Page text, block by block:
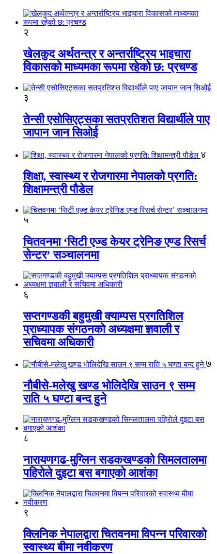
२
खेलकुद अर्थतन्त्र र अन्तर्राष्ट्रिय भाइचारा
विकासको माध्यमका रूपमा रहेको छ: प्रचण्ड
३
तेन्सी एसोसिएट्सका सतप्रतिशत विद्यार्थीले पाए
जापान जान सिओई
४
शिक्षा, स्वास्थ्य र रोजगारमा नेपालको प्रगति:
शिक्षामन्त्री पौडेल
५
चितवनमा ‘सिटी एज्ड केयर ट्रेनिङ एण्ड रिसर्च
सेन्टर’ सञ्चालनमा
६
सप्तगण्डकी बहुमुखी क्याम्पस प्रगतिशिल
प्राध्यापक संगठनको अध्यक्षमा ज्ञवाली र
सचिवमा अधिकारी
७
नौबीसे-मलेखु खण्ड भोलिदेखि साउन ९ सम्म
राति ५ घण्टा बन्द हुने
८
नारायणगढ-मुग्लिन सडकखण्डको सिमलतालमा
पहिरोले दुइटा बस बगाएको आशंका
९
क्लिनिक नेपालद्वारा चितवनमा विपन्न परिवारको
स्वास्थ्य बीमा नवीकरण